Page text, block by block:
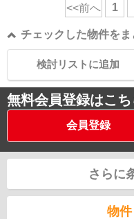
<<前へ 1
チェックした物件をま
検討リストに追加
無料会員登録はこち
会員登録
さらに
物